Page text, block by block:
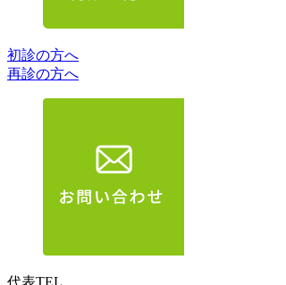
初診の方へ
再診の方へ